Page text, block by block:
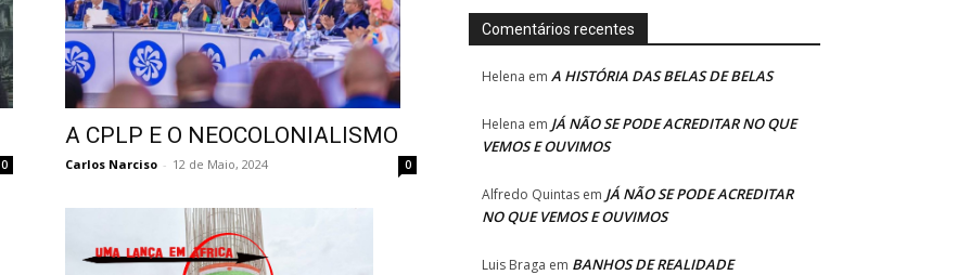
0
A CPLP E O NEOCOLONIALISMO
Carlos Narciso - 12 de Maio, 2024 0
Comentários recentes
Helena em A HISTÓRIA DAS BELAS DE BELAS
Helena em JÁ NÃO SE PODE ACREDITAR NO QUE
VEMOS E OUVIMOS
Alfredo Quintas em JÁ NÃO SE PODE ACREDITAR
NO QUE VEMOS E OUVIMOS
Luis Braga em BANHOS DE REALIDADE